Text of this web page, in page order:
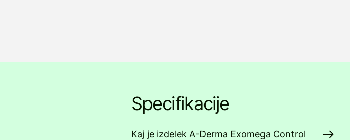
Specifikacije
Kaj je izdelek A-Derma Exomega Control